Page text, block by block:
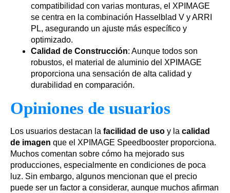
compatibilidad con varias monturas, el XPIMAGE
se centra en la combinación Hasselblad V y ARRI
PL, asegurando un ajuste más específico y
optimizado.
Calidad de Construcción: Aunque todos son
robustos, el material de aluminio del XPIMAGE
proporciona una sensación de alta calidad y
durabilidad en comparación.
Opiniones de usuarios
Los usuarios destacan la facilidad de uso y la calidad
de imagen que el XPIMAGE Speedbooster proporciona.
Muchos comentan sobre cómo ha mejorado sus
producciones, especialmente en condiciones de poca
luz. Sin embargo, algunos mencionan que el precio
puede ser un factor a considerar, aunque muchos afirman